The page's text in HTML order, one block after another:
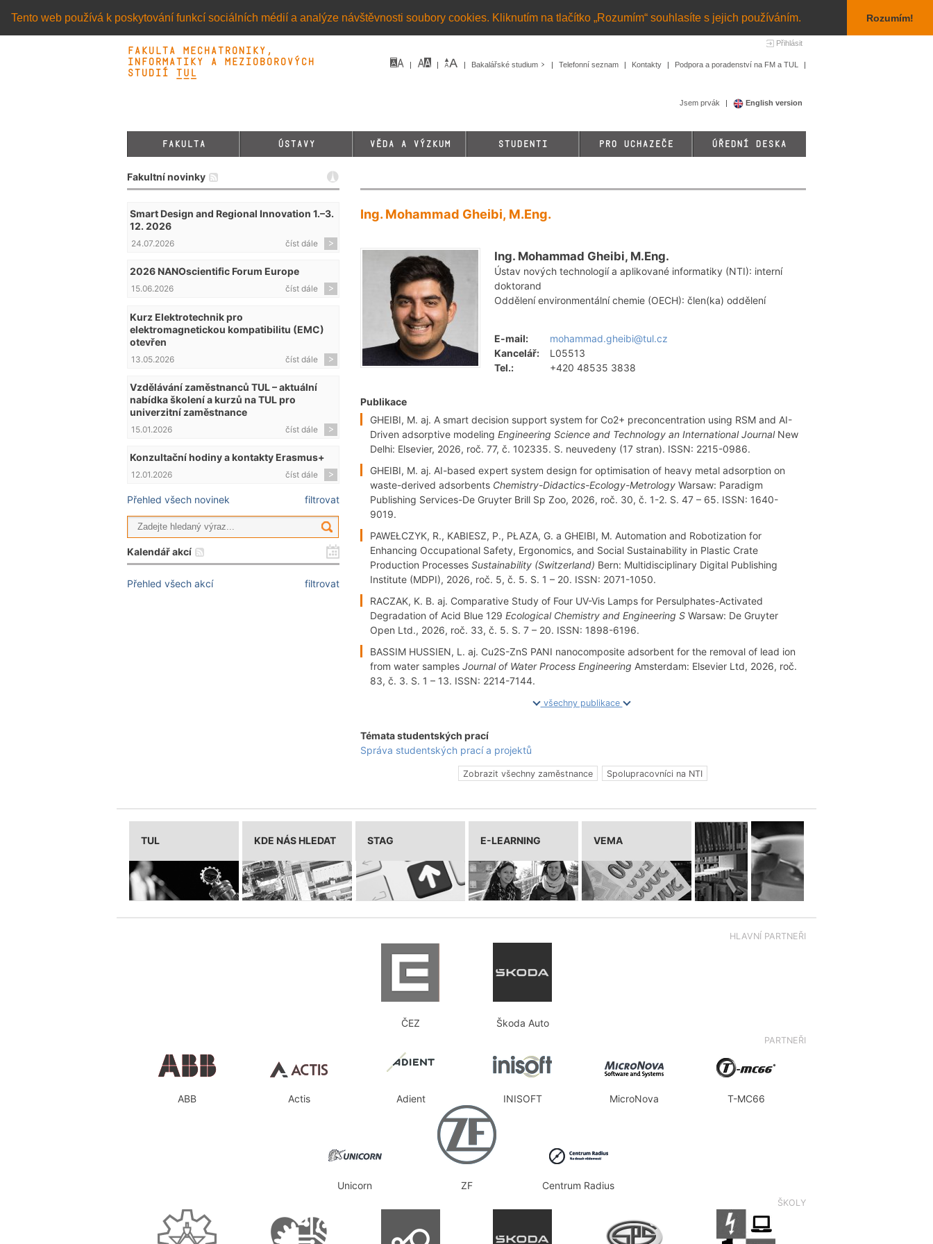
Tento web používá k poskytování funkcí sociálních médií a analýze návštěvnosti soubory cookies. Kliknutím na tlačítko „Rozumím“ souhlasíte s jejich používáním. Rozumím!
Přihlásit
Fakulta mechatroniky,
informatiky a mezioborových
studií TUL&
Bakalářské studium Telefonní seznam Kontakty Podpora a poradenství na FM a TUL
Jsem prvák English version
FAKULTA ÚSTAVY VĚDA A VÝZKUM STUDENTI PRO UCHAZEČE ÚŘEDNÍ DESKA
Fakultní novinky
Smart Design and Regional Innovation 1.–3.
12. 2026
číst dále
24.07.2026
2026 NANOscientific Forum Europe
číst dále
15.06.2026
Kurz Elektrotechnik pro
elektromagnetickou kompatibilitu (EMC)
otevřen
číst dále
13.05.2026
Vzdělávání zaměstnanců TUL – aktuální
nabídka školení a kurzů na TUL pro
univerzitní zaměstnance
číst dále
15.01.2026
Konzultační hodiny a kontakty Erasmus+
číst dále
12.01.2026
Přehled všech novinek filtrovat
Kalendář akcí
Přehled všech akcí filtrovat
Ing. Mohammad Gheibi, M.Eng.
Ing. Mohammad Gheibi, M.Eng.
Ústav nových technologií a aplikované informatiky (NTI): interní
doktorand
Oddělení environmentální chemie (OECH): člen(ka) oddělení
E-mail:
mohammad.gheibi@tul.cz
Kancelář:
L05513
Tel.:
+420 48535 3838
Publikace
GHEIBI, M. aj. A smart decision support system for Co2+ preconcentration using RSM and AI-
Driven adsorptive modeling Engineering Science and Technology an International JournalNew
Delhi: Elsevier, 2026, roč. 77, č. 102335. S. neuvedeny (17 stran). ISSN: 2215-0986.
GHEIBI, M. aj. AI-based expert system design for optimisation of heavy metal adsorption on
waste-derived adsorbents Chemistry-Didactics-Ecology-Metrology Warsaw: Paradigm
Publishing Services-De Gruyter Brill Sp Zoo, 2026, roč. 30, č. 1-2. S. 47 – 65. ISSN: 1640-
9019.
PAWEŁCZYK, R., KABIESZ, P., PŁAZA, G. a GHEIBI, M. Automation and Robotization for
Enhancing Occupational Safety, Ergonomics, and Social Sustainability in Plastic Crate
Production Processes Sustainability (Switzerland) Bern: Multidisciplinary Digital Publishing
Institute (MDPI), 2026, roč. 5, č. 5. S. 1 – 20. ISSN: 2071-1050.
RACZAK, K. B. aj. Comparative Study of Four UV-Vis Lamps for Persulphates-Activated
Degradation of Acid Blue 129 Ecological Chemistry and Engineering S Warsaw: De Gruyter
Open Ltd., 2026, roč. 33, č. 5. S. 7 – 20. ISSN: 1898-6196.
BASSIM HUSSIEN, L. aj. Cu2S-ZnS PANI nanocomposite adsorbent for the removal of lead ion
from water samples Journal of Water Process Engineering Amsterdam: Elsevier Ltd, 2026, roč.
83, č. 3. S. 1 – 13. ISSN: 2214-7144.
všechny publikace
Témata studentských prací
Správa studentských prací a projektů
Zobrazit všechny zaměstnance Spolupracovníci na NTI
TUL KDE NÁS HLEDAT STAG E-LEARNING VEMA
HLAVNÍ PARTNEŘI
ČEZ Škoda Auto
PARTNEŘI
ABB Actis Adient INISOFT MicroNova T-MC66
Unicorn ZF Centrum Radius
ŠKOLY